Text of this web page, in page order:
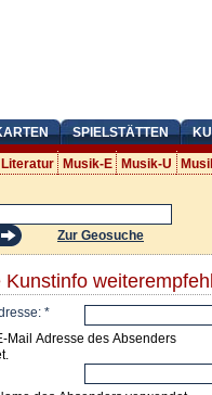
SPIELSTÄTTEN
Literatur Musik-E Musik-U
Zur Geosuche
Kunstinfo
*
Mail Adresse des Absenders